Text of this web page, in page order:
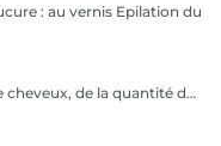
Le tarif final peut varier selon le type de cheveux, de la quantité de produit utilisée et de la création finalement réalisée.